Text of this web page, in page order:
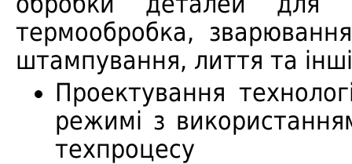
термообробка,
штампування, лиття та
Проектування
режимі з
техпроцесу